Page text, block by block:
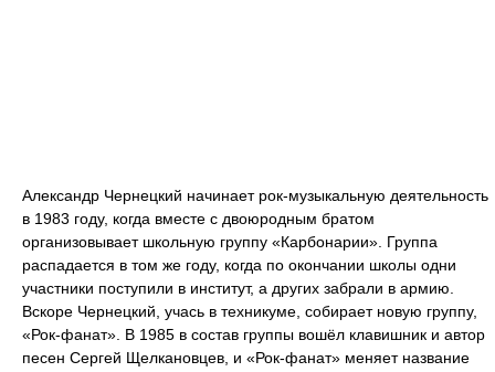
Александр Чернецкий начинает рок-музыкальную деятельность
в 1983 году, когда вместе с двоюродным братом
организовывает школьную группу «Карбонарии». Группа
распадается в том же году, когда по окончании школы одни
участники поступили в институт, а других забрали в армию.
Вскоре Чернецкий, учась в техникуме, собирает новую группу,
«Рок-фанат». В 1985 в состав группы вошёл клавишник и автор
песен Сергей Щелкановцев, и «Рок-фанат» меняет название